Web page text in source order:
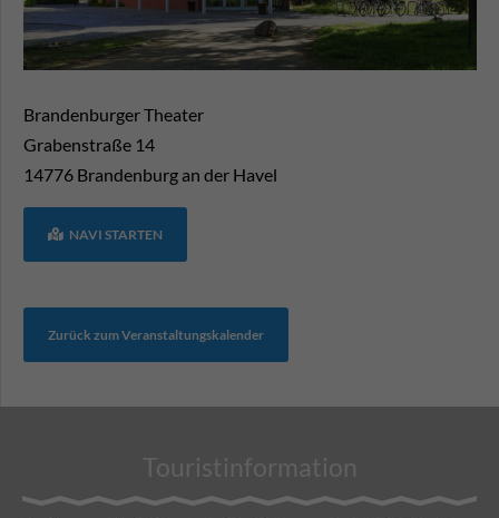
Brandenburger Theater
Grabenstraße 14
14776 Brandenburg an der Havel
NAVI STARTEN
Zurück zum Veranstaltungskalender
Touristinformation